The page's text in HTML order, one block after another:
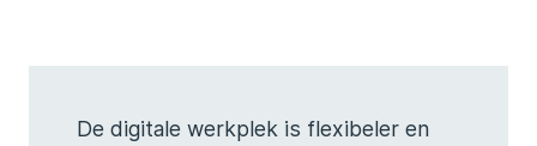
De digitale werkplek is flexibeler en